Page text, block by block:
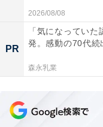
2026/08/08
PR
「気になってい
発。感動の70代続
森永乳業